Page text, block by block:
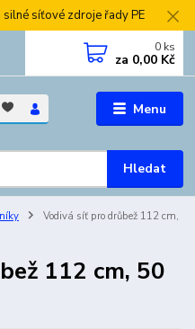
síťové zdroje řady PE
Menu
Hledat
0 ks
za 0,00 Kč
Vodivá síť pro drůbež 112 cm,
112 cm, 50